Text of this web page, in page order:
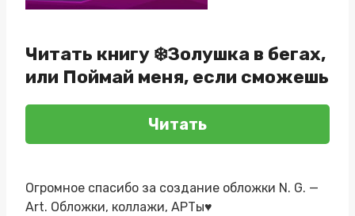
Читать книгу ❄️Золушка в бегах,
или Поймай меня, если сможешь
Читать
Огромное спасибо за создание обложки N. G. —
Art. Обложки, коллажи, АРТы♥️